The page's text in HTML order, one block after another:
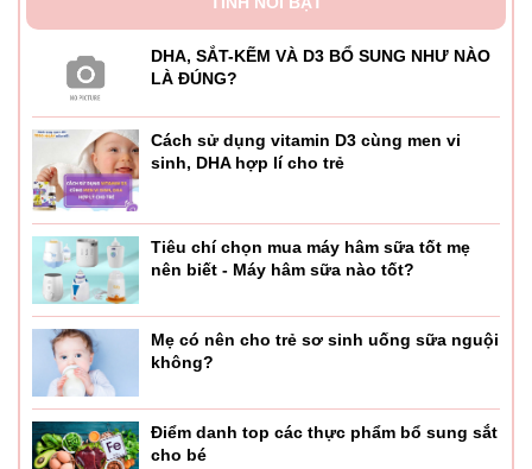
DHA, SẮT-KẼM VÀ D3 BỔ SUNG NHƯ NÀO
LÀ ĐÚNG?
Cách sử dụng vitamin D3 cùng men vi
sinh, DHA hợp lí cho trẻ
Tiêu chí chọn mua máy hâm sữa tốt mẹ
nên biết - Máy hâm sữa nào tốt?
Mẹ có nên cho trẻ sơ sinh uống sữa nguội
không?
Điểm danh top các thực phẩm bổ sung sắt
cho bé